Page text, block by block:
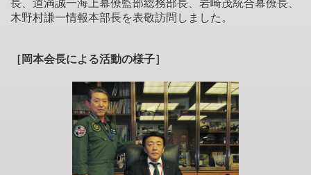
長、道満誠一海上幕僚監部総務部長、岩崎茂統合幕僚長、
木野村謙一情報本部長を表敬訪問しました。
［岡本会長による活動の様子］